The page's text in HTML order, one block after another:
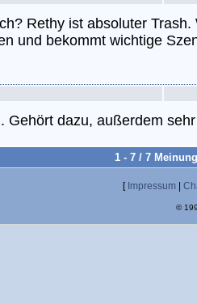
Rethy ist absoluter
und bekommt wichtige
Gehört dazu, außerdem
1 - 7 / 7
[ Impressum
©